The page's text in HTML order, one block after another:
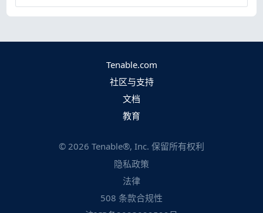
Tenable.com
社区与支持
文档
教育
© 2026 Tenable®, Inc. 保留所有权利
隐私政策
法律
508 条款合规性